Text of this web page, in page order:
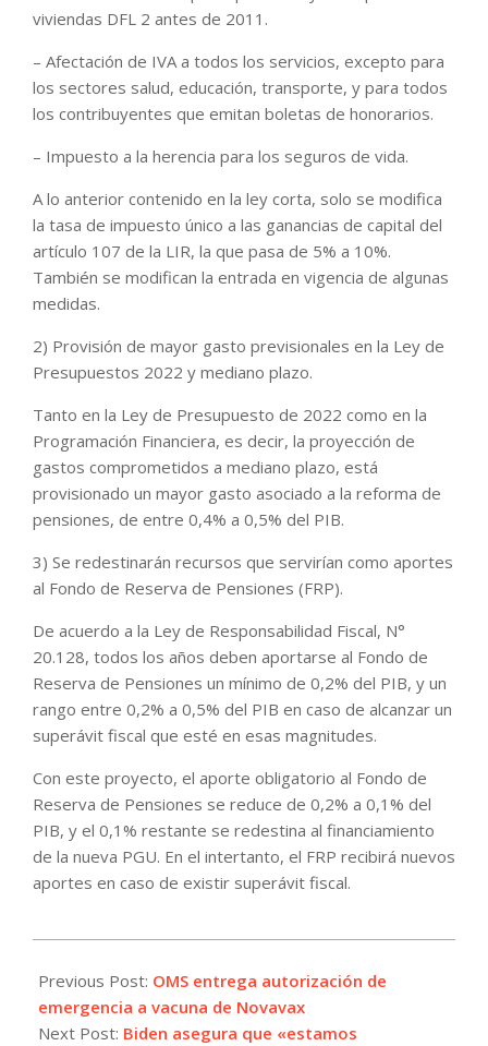
viviendas DFL 2 antes de 2011.
– Afectación de IVA a todos los servicios, excepto para
los sectores salud, educación, transporte, y para todos
los contribuyentes que emitan boletas de honorarios.
– Impuesto a la herencia para los seguros de vida.
A lo anterior contenido en la ley corta, solo se modifica
la tasa de impuesto único a las ganancias de capital del
artículo 107 de la LIR, la que pasa de 5% a 10%.
También se modifican la entrada en vigencia de algunas
medidas.
2) Provisión de mayor gasto previsionales en la Ley de
Presupuestos 2022 y mediano plazo.
Tanto en la Ley de Presupuesto de 2022 como en la
Programación Financiera, es decir, la proyección de
gastos comprometidos a mediano plazo, está
provisionado un mayor gasto asociado a la reforma de
pensiones, de entre 0,4% a 0,5% del PIB.
3) Se redestinarán recursos que servirían como aportes
al Fondo de Reserva de Pensiones (FRP).
De acuerdo a la Ley de Responsabilidad Fiscal, N°
20.128, todos los años deben aportarse al Fondo de
Reserva de Pensiones un mínimo de 0,2% del PIB, y un
rango entre 0,2% a 0,5% del PIB en caso de alcanzar un
superávit fiscal que esté en esas magnitudes.
Con este proyecto, el aporte obligatorio al Fondo de
Reserva de Pensiones se reduce de 0,2% a 0,1% del
PIB, y el 0,1% restante se redestina al financiamiento
de la nueva PGU. En el intertanto, el FRP recibirá nuevos
aportes en caso de existir superávit fiscal.
12-
21
Previous Post: OMS entrega autorización de
emergencia a vacuna de Novavax
Next Post: Biden asegura que «estamos